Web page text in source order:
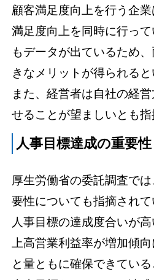
顧客満足度向上を行う企
満足度向上を同時に行っ
もデータが出ているため
きなメリットが得られると
また、経営者は自社の経
せることが望ましいとも指
人事目標達成の重要性
厚生労働省の委託調査で
要性についても指摘されて
人事目標の達成度合いが
上高営業利益率が増加傾
と量ともに確保できている